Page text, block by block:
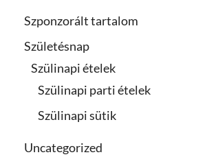
Szponzorált tartalom
Születésnap
Szülinapi ételek
Szülinapi parti ételek
Szülinapi sütik
Uncategorized